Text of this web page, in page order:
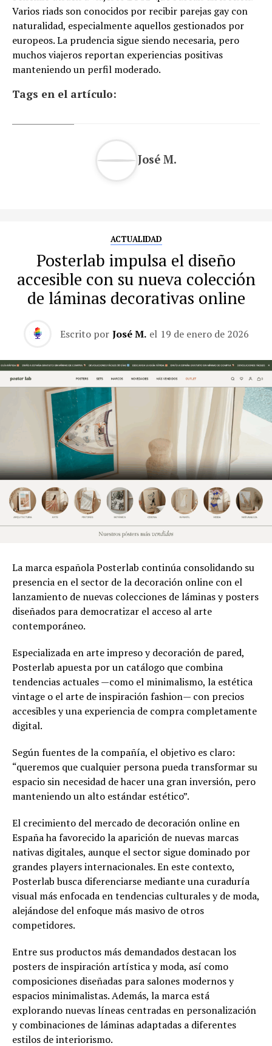
Varios riads son conocidos por recibir parejas gay con
naturalidad, especialmente aquellos gestionados por
europeos. La prudencia sigue siendo necesaria, pero
muchos viajeros reportan experiencias positivas
manteniendo un perfil moderado.
Tags en el artículo:
José M.
ACTUALIDAD
Posterlab impulsa el diseño
accesible con su nueva colección
de láminas decorativas online
Escrito por José M. el 19 de enero de 2026
La marca española Posterlab continúa consolidando su
presencia en el sector de la decoración online con el
lanzamiento de nuevas colecciones de láminas y posters
diseñados para democratizar el acceso al arte
contemporáneo.
Especializada en arte impreso y decoración de pared,
Posterlab apuesta por un catálogo que combina
tendencias actuales —como el minimalismo, la estética
vintage o el arte de inspiración fashion— con precios
accesibles y una experiencia de compra completamente
digital.
Según fuentes de la compañía, el objetivo es claro:
“queremos que cualquier persona pueda transformar su
espacio sin necesidad de hacer una gran inversión, pero
manteniendo un alto estándar estético”.
El crecimiento del mercado de decoración online en
España ha favorecido la aparición de nuevas marcas
nativas digitales, aunque el sector sigue dominado por
grandes players internacionales. En este contexto,
Posterlab busca diferenciarse mediante una curaduría
visual más enfocada en tendencias culturales y de moda,
alejándose del enfoque más masivo de otros
competidores.
Entre sus productos más demandados destacan los
posters de inspiración artística y moda, así como
composiciones diseñadas para salones modernos y
espacios minimalistas. Además, la marca está
explorando nuevas líneas centradas en personalización
y combinaciones de láminas adaptadas a diferentes
estilos de interiorismo.